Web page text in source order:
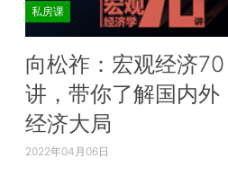
私房课
向松祚：宏观经济70
讲，带你了解国内外
经济大局
2022年04月06日